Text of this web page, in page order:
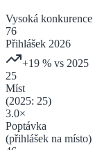
Vysoká konkurence
76
Přihlášek 2026
+19 % vs 2025
25
Míst
(2025: 25)
3.0×
Poptávka
(přihlášek na místo)